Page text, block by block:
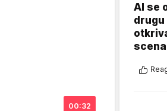
00:32
AI se